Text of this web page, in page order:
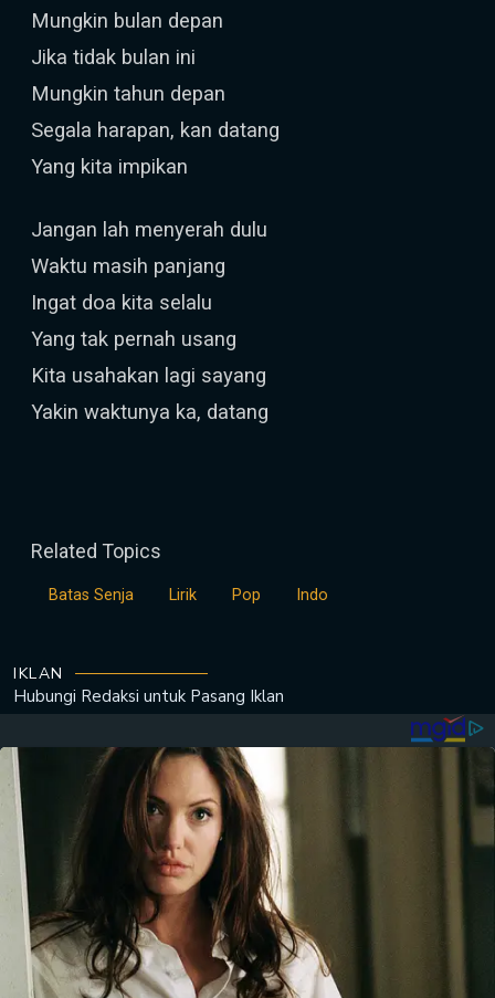
Mungkin bulan depan
Jika tidak bulan ini
Mungkin tahun depan
Segala harapan, kan datang
Yang kita impikan
Jangan lah menyerah dulu
Waktu masih panjang
Ingat doa kita selalu
Yang tak pernah usang
Kita usahakan lagi sayang
Yakin waktunya ka, datang
Related Topics
Batas Senja Lirik Pop Indo
IKLAN
Hubungi Redaksi untuk Pasang Iklan